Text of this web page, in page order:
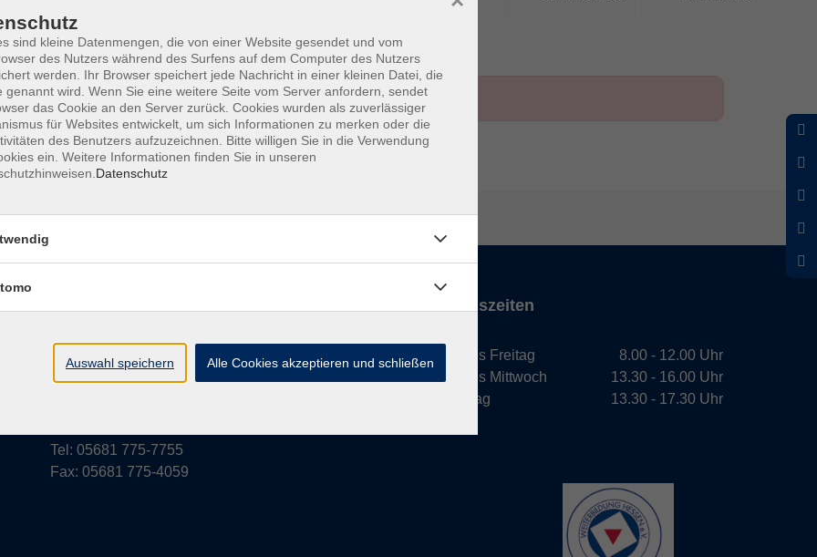
Lernen
Barrierefreiheit Widerruf
Parkstraße 6
34576 Homberg (Efze)
Tel: 05681 775-7755
Fax: 05681 775-4059
Öffnungszeiten
Montag bis Freitag
Montag bis Mittwoch
Donnerstag
8.00 - 12.00 Uhr
13.30 - 16.00 Uhr
13.30 - 17.30 Uhr
sind kleine Datenmengen, die von einer Website gesendet und vom
des Nutzers während des Surfens auf dem Computer des Nutzers
werden. Ihr Browser speichert jede Nachricht in einer kleinen Datei, die
genannt wird. Wenn Sie eine weitere Seite vom Server anfordern, sendet
das Cookie an den Server zurück. Cookies wurden als zuverlässiger
für Websites entwickelt, um sich Informationen zu merken oder die
des Benutzers aufzuzeichnen. Bitte willigen Sie in die Verwendung
ein. Weitere Informationen finden Sie in unseren
Datenschutz
Auswahl speichern Alle Cookies akzeptieren und schließen